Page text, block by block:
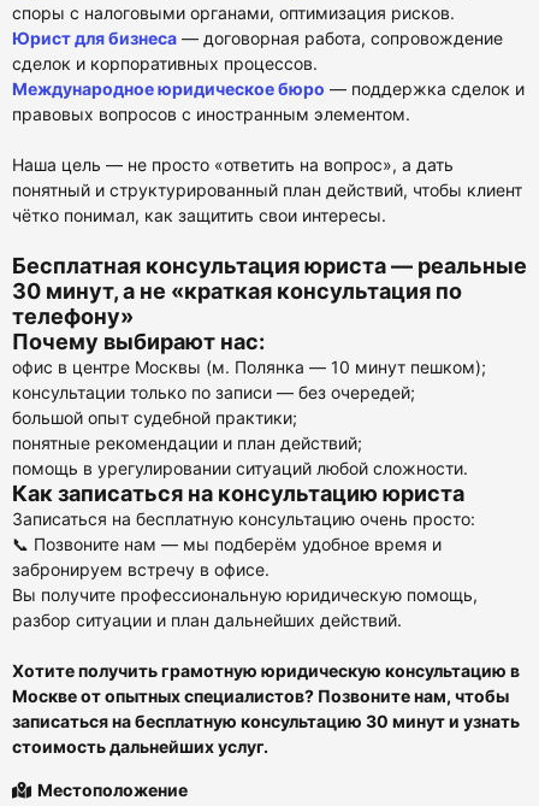
споры с налоговыми органами, оптимизация рисков.
Юрист для бизнеса — договорная работа, сопровождение
сделок и корпоративных процессов.
Международное юридическое бюро — поддержка сделок и
правовых вопросов с иностранным элементом.
Наша цель — не просто «ответить на вопрос», а дать
понятный и структурированный план действий, чтобы клиент
чётко понимал, как защитить свои интересы.
Бесплатная консультация юриста — реальные
30 минут, а не «краткая консультация по
телефону»
Почему выбирают нас:
офис в центре Москвы (м. Полянка — 10 минут пешком);
консультации только по записи — без очередей;
большой опыт судебной практики;
понятные рекомендации и план действий;
помощь в урегулировании ситуаций любой сложности.
Как записаться на консультацию юриста
Записаться на бесплатную консультацию очень просто:
📞 Позвоните нам — мы подберём удобное время и
забронируем встречу в офисе.
Вы получите профессиональную юридическую помощь,
разбор ситуации и план дальнейших действий.
Хотите получить грамотную юридическую консультацию в
Москве от опытных специалистов? Позвоните нам, чтобы
записаться на бесплатную консультацию 30 минут и узнать
стоимость дальнейших услуг.
Местоположение